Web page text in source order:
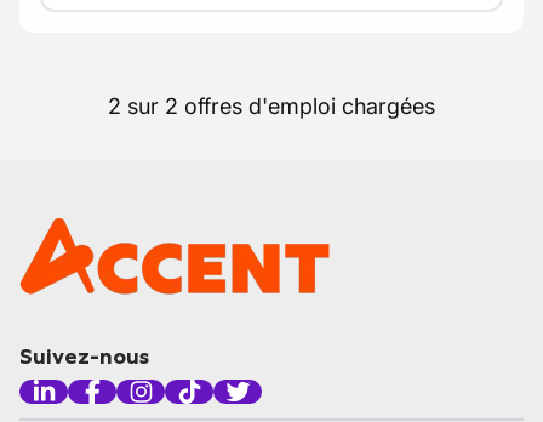
2 sur 2 offres d'emploi chargées
Suivez-nous